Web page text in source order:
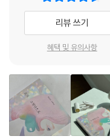
상실은 누군가의 죽음만을
사랑할 수 없는 상황도 상실
“정신분석은 전치되었던 표
누군가 무언가를 물었을 때,
그리고 때로는 별것 아닌 일
데 정작 내가 그런 감정을 느
리가 우리에게 무언가를 숨
알기 위해서 우리는 먼저 우
리가 애써 감추고 있는 진실
리뷰 쓰기
혜택 및 유의사항